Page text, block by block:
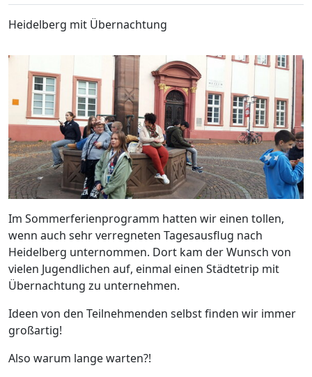
Heidelberg mit Übernachtung
Im Sommerferienprogramm hatten wir einen tollen,
wenn auch sehr verregneten Tagesausflug nach
Heidelberg unternommen. Dort kam der Wunsch von
vielen Jugendlichen auf, einmal einen Städtetrip mit
Übernachtung zu unternehmen.
Ideen von den Teilnehmenden selbst finden wir immer
großartig!
Also warum lange warten?!